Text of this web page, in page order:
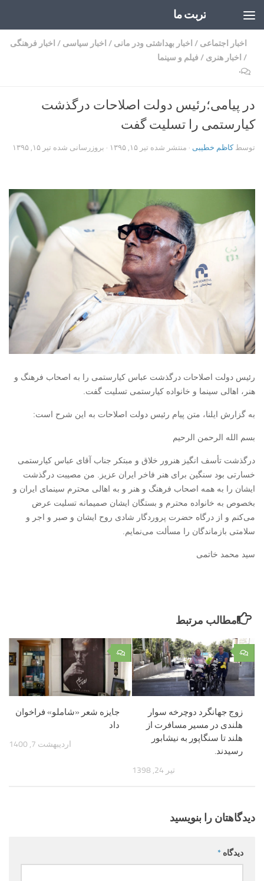
تربت ما
اخبار اجتماعی / اخبار بهداشتی ودر مانی / اخبار سیاسی / اخبار فرهنگی
/ اخبار هنری / فیلم و سینما
۰
در پیامی؛رئیس دولت اصلاحات درگذشت
کیارستمی را تسلیت گفت
توسطکاظم خطیبی · منتشر شده تیر ۱۵, ۱۳۹۵ · بروزرسانی شده تیر ۱۵, ۱۳۹۵
رئیس دولت اصلاحات درگذشت عباس کیارستمی را به اصحاب فرهنگ و
هنر، اهالی سینما و خانواده کیارستمی تسلیت گفت.
به گزارش ایلنا، متن پیام رئیس دولت اصلاحات به این شرح است:
بسم الله الرحمن الرحیم
درگذشت تأسف انگیز هنرور خلاق و مبتکر جناب آقای عباس کیارستمی
خسارتی بود سنگین برای هنر فاخر ایران عزیز. من مصیبت درگذشت
ایشان را به همه اصحاب فرهنگ و هنر و به اهالی محترم سینمای ایران و
بخصوص به خانواده محترم و بستگان ایشان صمیمانه تسلیت عرض
می‌کنم و از درگاه حضرت پروردگار شادی روح ایشان و صبر و اجر و
سلامتی بازماندگان را مسألت می‌نمایم.
سید محمد خاتمی
مطالب مرتبط
۰
جایزه شعر «شاملو» فراخوان
داد
اردیبهشت 7, 1400
۰
زوج جهانگرد دوچرخه سوار
هلندی در مسیر مسافرت از
هلند تا سنگاپور به نیشابور
رسیدند.
تیر 24, 1398
دیدگاهتان را بنویسید
دیدگاه *